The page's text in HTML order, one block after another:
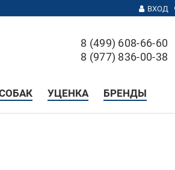
ВХОД
8 (499) 608-66-60
8 (977) 836-00-38
УЦЕНКА БРЕНДЫ